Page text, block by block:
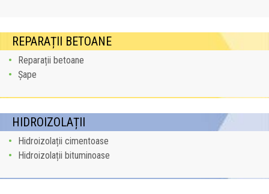
REPARAȚII BETOANE
Reparații betoane
Șape
HIDROIZOLAȚII
Hidroizolații cimentoase
Hidroizolații bituminoase